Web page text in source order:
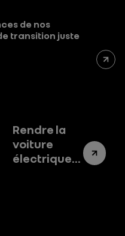
de nos
transition juste
Rendre la
voiture
électrique